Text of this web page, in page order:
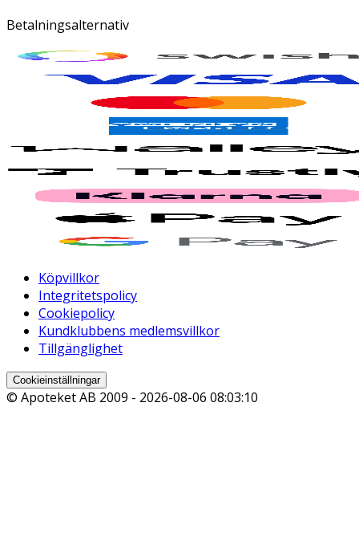
Betalningsalternativ
Köpvillkor
Integritetspolicy
Cookiepolicy
Kundklubbens medlemsvillkor
Tillgänglighet
Cookieinställningar
© Apoteket AB 2009 - 2026-08-06 08:03:10